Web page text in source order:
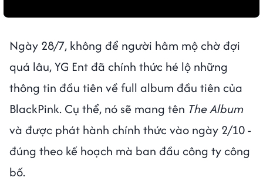
Ngày 28/7, không để người hâm mộ chờ đợi
quá lâu, YG Ent đã chính thức hé lộ những
thông tin đầu tiên về full album đầu tiên của
BlackPink. Cụ thể, nó sẽ mang tên The Album
và được phát hành chính thức vào ngày 2/10 -
đúng theo kế hoạch mà ban đầu công ty công
bố.